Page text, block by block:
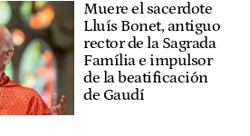
Muere el sacerdote
Lluís Bonet, antiguo
rector de la Sagrada
Família e impulsor
de la beatificación
de Gaudí